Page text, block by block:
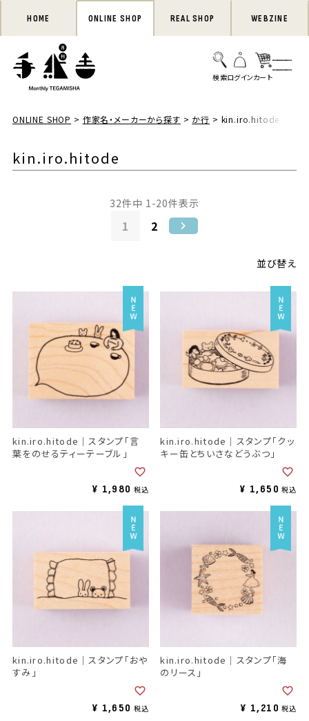
HOME ONLINE SHOP REAL SHOP WEBZINE
ONLINE SHOP 作家名・メーカーから探す か行 kin.iro.hitode
kin.iro.hitode
並び替え
32件中 1 -20件表示
1 2
kin.iro.hitode｜スタンプ「言
葉をのせるティーテーブル」
¥ 1,980 税込
kin.iro.hitode｜スタンプ「クッ
キー缶とちいさなどうぶつ」
¥ 1,650 税込
kin.iro.hitode｜スタンプ「おや
すみ」
¥ 1,650 税込
kin.iro.hitode｜スタンプ「海
のリース」
¥ 1,210 税込